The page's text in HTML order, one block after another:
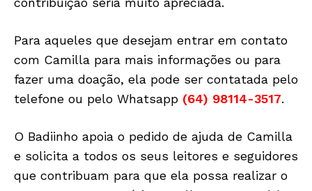
Para aqueles que desejam entrar em contato
com Camilla para mais informações ou para
fazer uma doação, ela pode ser contatada pelo
telefone ou pelo Whatsapp (64) 98114-3517.
O Badiinho apoia o pedido de ajuda de Camilla
e solicita a todos os seus leitores e seguidores
que contribuam para que ela possa realizar o